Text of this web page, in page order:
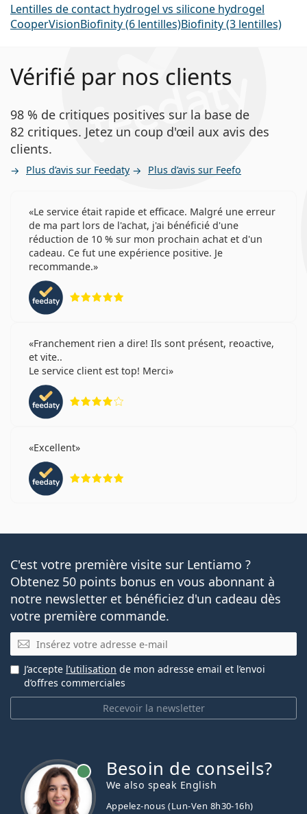
Lentilles de contact hydrogel vs silicone hydrogel
CooperVisionBiofinity (6 lentilles)Biofinity (3 lentilles)
Vérifié par nos clients
98 % de critiques positives sur la base de
82 critiques. Jetez un coup d'œil aux avis des
clients.
Plus d’avis sur Feedaty Plus d’avis sur Feefo
Le service était rapide et efficace. Malgré une erreur
de ma part lors de l'achat, j'ai bénéficié d'une
réduction de 10 % sur mon prochain achat et d'un
cadeau. Ce fut une expérience positive. Je
recommande.
Franchement rien a dire! Ils sont présent, reoactive,
et vite..
Le service client est top! Merci
Excellent
C'est votre première visite sur Lentiamo ?
Obtenez 50 points bonus en vous abonnant à
notre newsletter et bénéficiez d'un cadeau dès
votre première commande.
E-mail
Recevoir la newsletter
J’accepte l’utilisation de mon adresse email et l’envoi
d’offres commerciales
Besoin de conseils?
We also speak English
Appelez-nous (Lun-Ven 8h30-16h)